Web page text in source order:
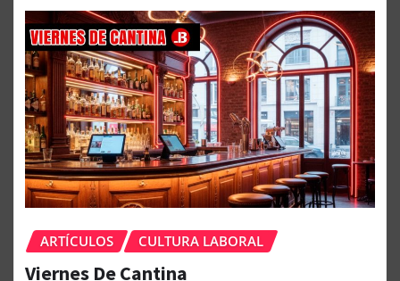
ARTÍCULOS CULTURA LABORAL
Viernes De Cantina